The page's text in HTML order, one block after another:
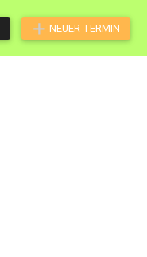
NEUER TERMIN